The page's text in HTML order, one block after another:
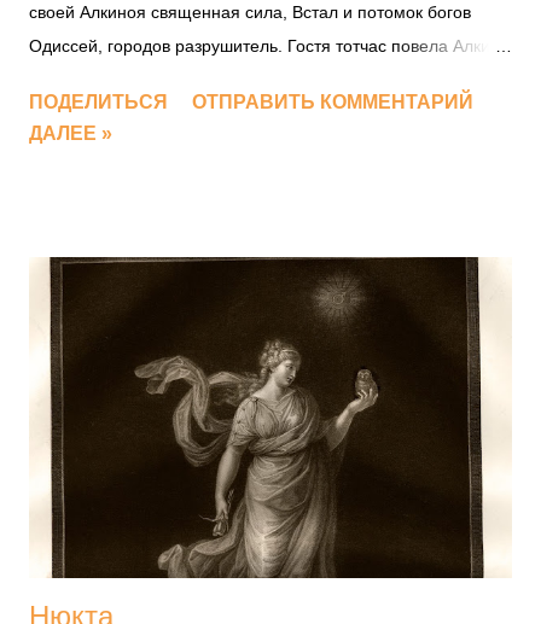
сво­ей Алки­ноя свя­щен­ная сила, Встал и пото­мок богов
Одис­сей, горо­дов раз­ру­ши­тель. Гостя тот­час пове­ла Алки­
ῥοδοδάκτυλος Ἠώς, ὤρνυτ᾽ ἄρ᾽ ἐξ εὐνῆς ἱερὸν μένος
Ἀλκινόοιο, ἂν δ᾽ ἄρα διογενὴς ὦρτο πτολίπορθος Ὀδυσσεύς.
Пал­ла­да ж Афи­на пошла через город, Вест­ни­ка образ при­
няв при царе Алки­ное разум­ном, В мыс­лях имея сво­их воз­
вра­ще­нье домой Одис­сея. Φαιήκων ἀγορήνδ᾽, ἥ σφιν
παρὰ νηυσὶ τέτυκτο. ἐλθόντες δὲ καθῖζον ἐπὶ ξεστοῖσι λίθοισι
πλησίον. ἡ δ᾽ ἀνὰ ἄστυ μετῴχετο Παλλὰς Ἀθήνη εἰδομένη
κήρυκι δαΐφρονος Ἀλκινόοιο, νόστον Ὀδυσσῆι μεγ...
ПОДЕЛИТЬСЯ
ОТПРАВИТЬ КОММЕНТАРИЙ
ДАЛЕЕ »
Нюкта